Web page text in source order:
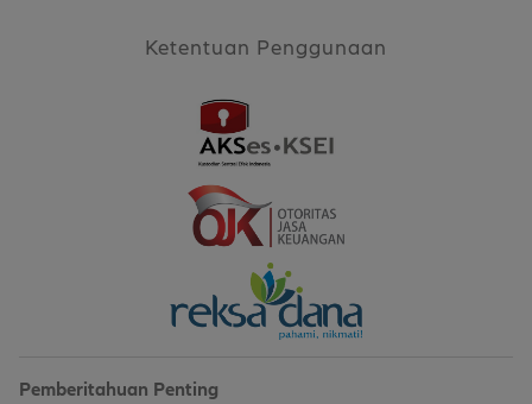
Ketentuan Penggunaan
Pemberitahuan Penting